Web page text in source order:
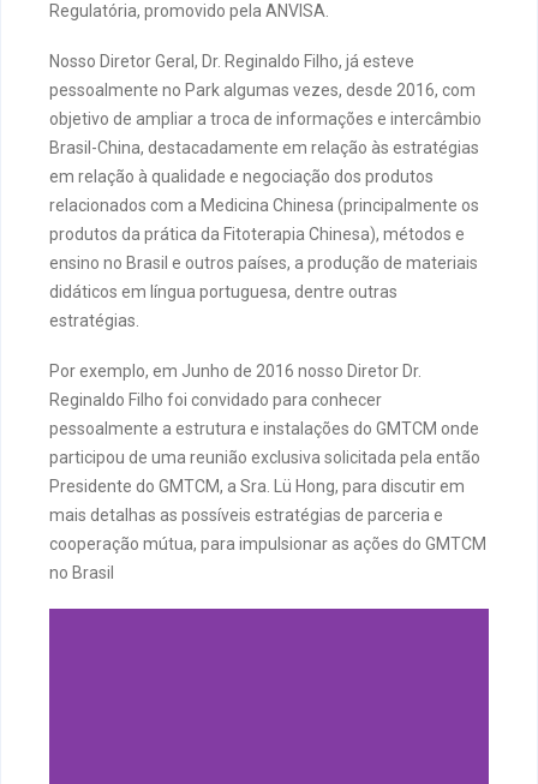
Regulatória, promovido pela ANVISA.
Nosso Diretor Geral, Dr. Reginaldo Filho, já esteve
pessoalmente no Park algumas vezes, desde 2016, com
objetivo de ampliar a troca de informações e intercâmbio
Brasil-China, destacadamente em relação às estratégias
em relação à qualidade e negociação dos produtos
relacionados com a Medicina Chinesa (principalmente os
produtos da prática da Fitoterapia Chinesa), métodos e
ensino no Brasil e outros países, a produção de materiais
didáticos em língua portuguesa, dentre outras
estratégias.
Por exemplo, em Junho de 2016 nosso Diretor Dr.
Reginaldo Filho foi convidado para conhecer
pessoalmente a estrutura e instalações do GMTCM onde
participou de uma reunião exclusiva solicitada pela então
Presidente do GMTCM, a Sra. Lü Hong, para discutir em
mais detalhas as possíveis estratégias de parceria e
cooperação mútua, para impulsionar as ações do GMTCM
no Brasil